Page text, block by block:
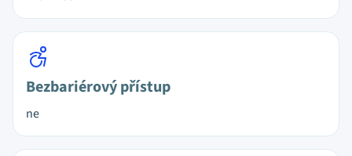
Bezbariérový přístup
ne